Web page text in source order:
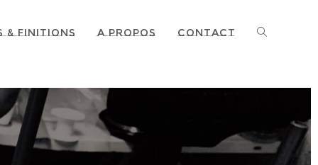
& Finitions A propos Contact